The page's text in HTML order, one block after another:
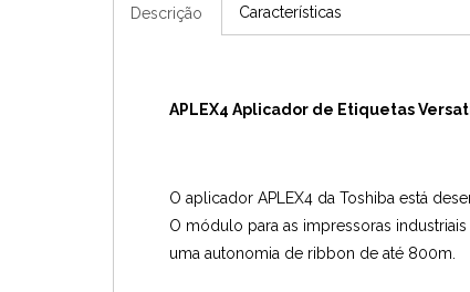
Descrição Características
APLEX4 Aplicador de Etiquetas
O aplicador APLEX4 da Toshiba está
O módulo para as impressoras
uma autonomia de ribbon de até 800m.